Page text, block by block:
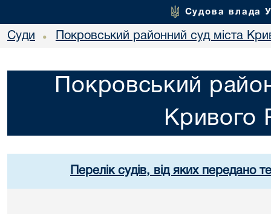
Судова влада
Суди • Покровський районний суд міста
Покровський
Кривого
Перелік судів, від яких передано